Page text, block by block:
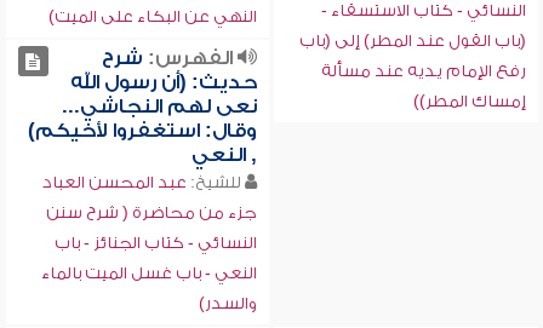
النسائي - كتاب الاستسقاء -
(باب القول عند المطر) إلى (باب
رفع الإمام يديه عند مسألة
إمساك المطر))
النهي عن البكاء على الميت)
الفهرس: شرح
حديث: (أن رسول الله
نعى لهم النجاشي...
وقال: استغفروا لأخيكم)
, النعي
للشيخ: عبد المحسن العباد
جزء من محاضرة ( شرح سنن
النسائي - كتاب الجنائز - باب
النعي - باب غسل الميت بالماء
والسدر)